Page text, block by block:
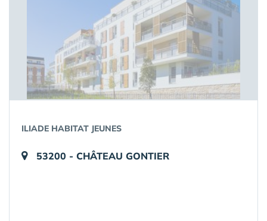
ILIADE HABITAT JEUNES
53200 - CHÂTEAU GONTIER